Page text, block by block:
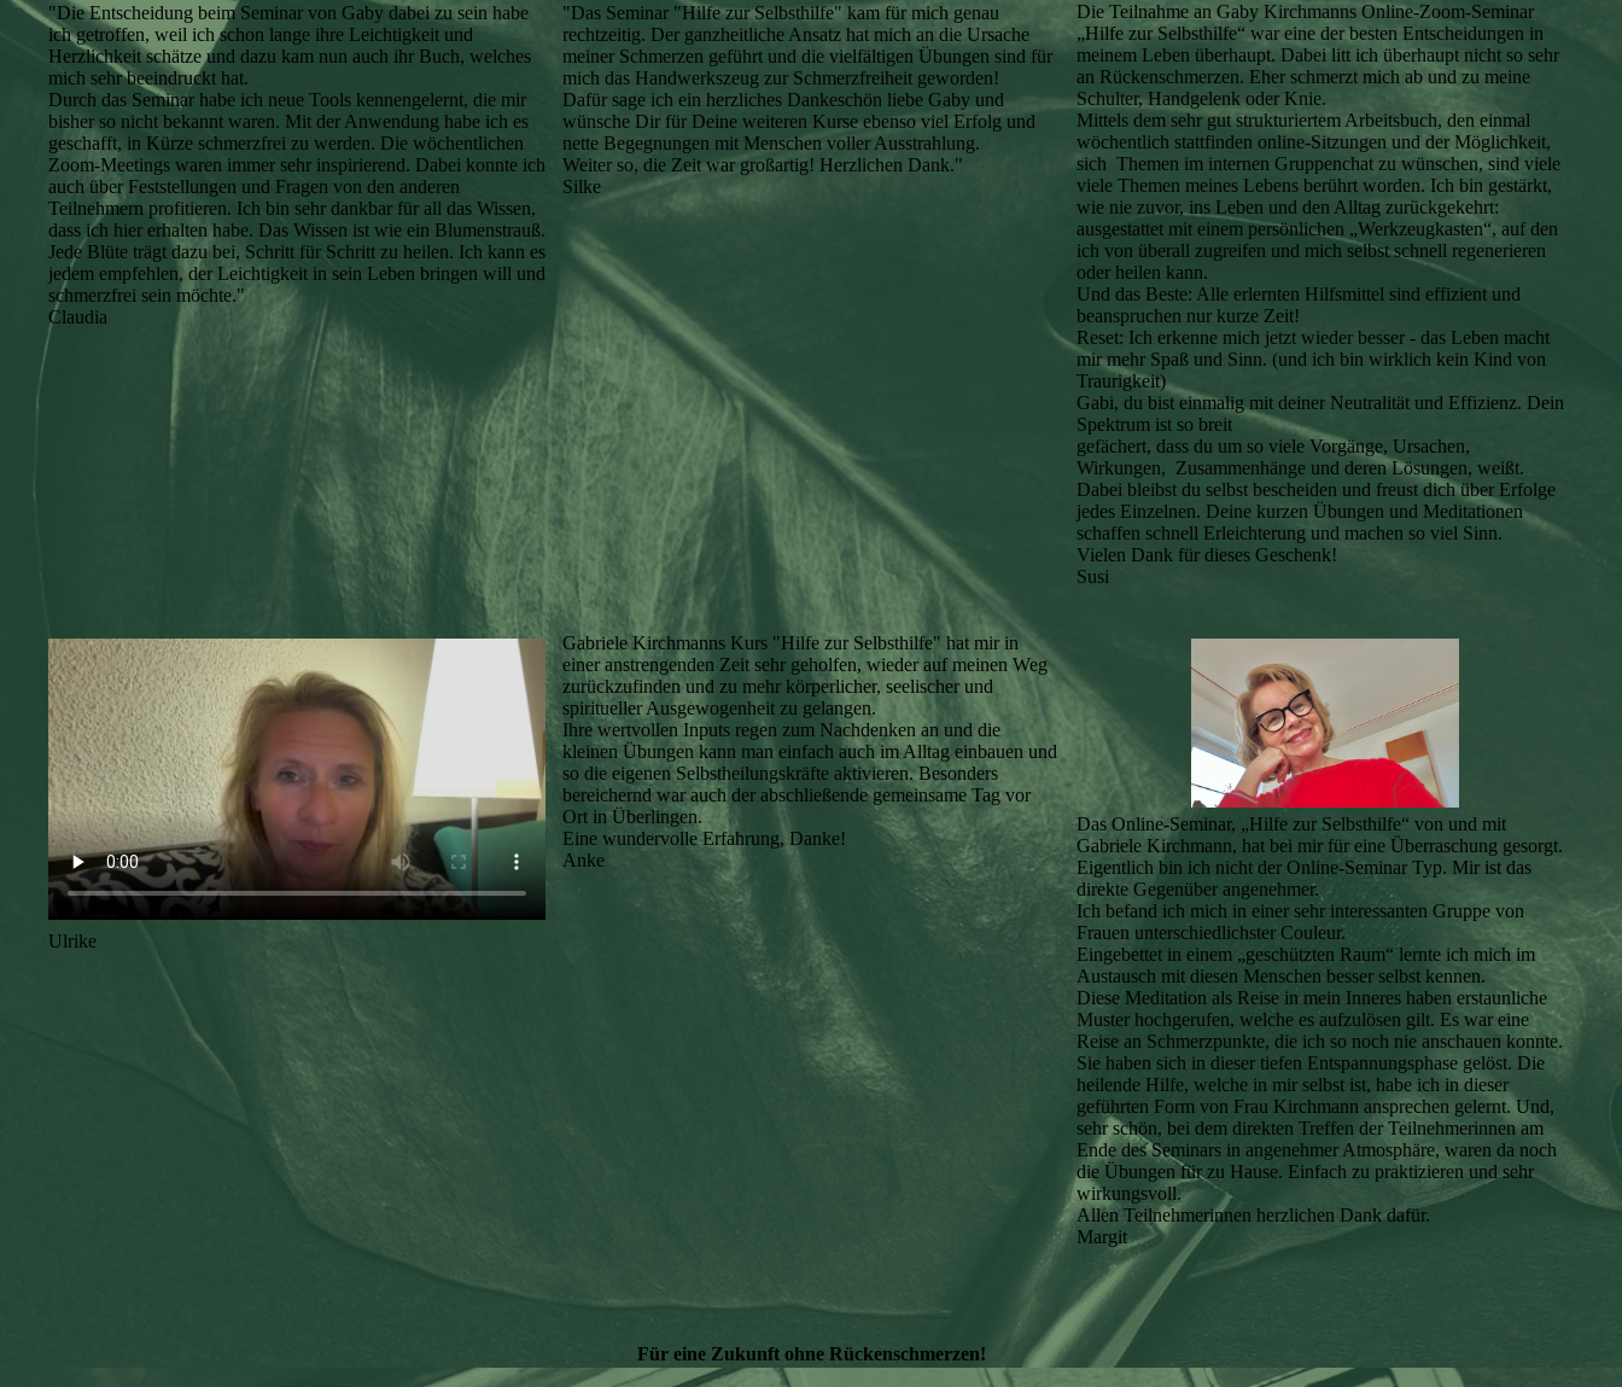
"Die Entscheidung beim Seminar von Gaby dabei zu sein habe
ich getroffen, weil ich schon lange ihre Leichtigkeit und
Herzlichkeit schätze und dazu kam nun auch ihr Buch, welches
mich sehr beeindruckt hat.
Durch das Seminar habe ich neue Tools kennengelernt, die mir
bisher so nicht bekannt waren. Mit der Anwendung habe ich es
geschafft, in Kürze schmerzfrei zu werden. Die wöchentlichen
Zoom-Meetings waren immer sehr inspirierend. Dabei konnte ich
auch über Feststellungen und Fragen von den anderen
Teilnehmern profitieren. Ich bin sehr dankbar für all das Wissen,
dass ich hier erhalten habe. Das Wissen ist wie ein Blumenstrauß.
Jede Blüte trägt dazu bei, Schritt für Schritt zu heilen. Ich kann es
jedem empfehlen, der Leichtigkeit in sein Leben bringen will und
schmerzfrei sein möchte."
Claudia
"Das Seminar "Hilfe zur Selbsthilfe" kam für mich genau
rechtzeitig. Der ganzheitliche Ansatz hat mich an die Ursache
meiner Schmerzen geführt und die vielfältigen Übungen sind für
mich das Handwerkszeug zur Schmerzfreiheit geworden!
Dafür sage ich ein herzliches Dankeschön liebe Gaby und
wünsche Dir für Deine weiteren Kurse ebenso viel Erfolg und
nette Begegnungen mit Menschen voller Ausstrahlung.
Weiter so, die Zeit war großartig! Herzlichen Dank."
Silke
Die Teilnahme an Gaby Kirchmanns Online-Zoom-Seminar
„Hilfe zur Selbsthilfe“ war eine der besten Entscheidungen in
meinem Leben überhaupt. Dabei litt ich überhaupt nicht so sehr
an Rückenschmerzen. Eher schmerzt mich ab und zu meine
Schulter, Handgelenk oder Knie.
Mittels dem sehr gut strukturiertem Arbeitsbuch, den einmal
wöchentlich stattfinden online-Sitzungen und der Möglichkeit,
sich Themen im internen Gruppenchat zu wünschen, sind viele
viele Themen meines Lebens berührt worden. Ich bin gestärkt,
wie nie zuvor, ins Leben und den Alltag zurückgekehrt:
ausgestattet mit einem persönlichen „Werkzeugkasten“, auf den
ich von überall zugreifen und mich selbst schnell regenerieren
oder heilen kann.
Und das Beste: Alle erlernten Hilfsmittel sind effizient und
beanspruchen nur kurze Zeit!
Reset: Ich erkenne mich jetzt wieder besser - das Leben macht
mir mehr Spaß und Sinn. (und ich bin wirklich kein Kind von
Traurigkeit)
Gabi, du bist einmalig mit deiner Neutralität und Effizienz. Dein
Spektrum ist so breit
gefächert, dass du um so viele Vorgänge, Ursachen,
Wirkungen, Zusammenhänge und deren Lösungen, weißt.
Dabei bleibst du selbst bescheiden und freust dich über Erfolge
jedes Einzelnen. Deine kurzen Übungen und Meditationen
schaffen schnell Erleichterung und machen so viel Sinn.
Vielen Dank für dieses Geschenk!
Susi
Ulrike
Gabriele Kirchmanns Kurs "Hilfe zur Selbsthilfe" hat mir in
einer anstrengenden Zeit sehr geholfen, wieder auf meinen Weg
zurückzufinden und zu mehr körperlicher, seelischer und
spiritueller Ausgewogenheit zu gelangen.
Ihre wertvollen Inputs regen zum Nachdenken an und die
kleinen Übungen kann man einfach auch im Alltag einbauen und
so die eigenen Selbstheilungskräfte aktivieren. Besonders
bereichernd war auch der abschließende gemeinsame Tag vor
Ort in Überlingen.
Eine wundervolle Erfahrung, Danke!
Anke
Das Online-Seminar, „Hilfe zur Selbsthilfe“ von und mit
Gabriele Kirchmann, hat bei mir für eine Überraschung gesorgt.
Eigentlich bin ich nicht der Online-Seminar Typ. Mir ist das
direkte Gegenüber angenehmer.
Ich befand ich mich in einer sehr interessanten Gruppe von
Frauen unterschiedlichster Couleur.
Eingebettet in einem „geschützten Raum“ lernte ich mich im
Austausch mit diesen Menschen besser selbst kennen.
Diese Meditation als Reise in mein Inneres haben erstaunliche
Muster hochgerufen, welche es aufzulösen gilt. Es war eine
Reise an Schmerzpunkte, die ich so noch nie anschauen konnte.
Sie haben sich in dieser tiefen Entspannungsphase gelöst. Die
heilende Hilfe, welche in mir selbst ist, habe ich in dieser
geführten Form von Frau Kirchmann ansprechen gelernt. Und,
sehr schön, bei dem direkten Treffen der Teilnehmerinnen am
Ende des Seminars in angenehmer Atmosphäre, waren da noch
die Übungen für zu Hause. Einfach zu praktizieren und sehr
wirkungsvoll.
Allen Teilnehmerinnen herzlichen Dank dafür.
Margit
Für eine Zukunft ohne Rückenschmerzen!